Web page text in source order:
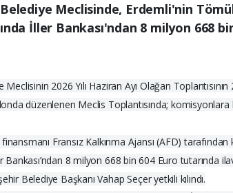
Meclisinde, Erdemli'nin
İller Bankası'ndan 8 milyon 668
2026 Yılı Haziran Ayı Olağan
düzenlenen Meclis Toplantısında;
Fransız Kalkınma Ajansı (AFD)
Bankası’ndan 8 milyon 668 bin 604 Euro
Belediye Başkanı Vahap Seçer yetkili kılındı.